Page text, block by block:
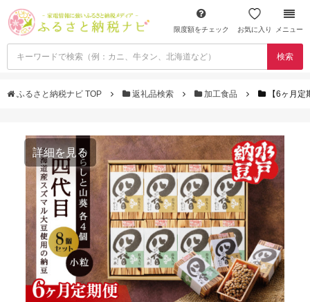
限度額をチェック お気に入り メニュー
検索
ふるさと納税ナビ TOP 返礼品検索 加工食品 【6ヶ月
詳細を見る